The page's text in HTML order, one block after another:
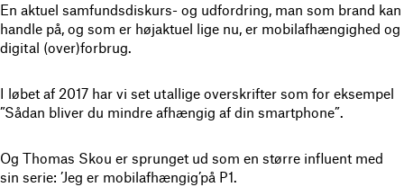
En aktuel samfundsdiskurs- og udfordring, man som brand kan
handle på, og som er højaktuel lige nu, er mobilafhængighed og
digital (over)forbrug.
I løbet af 2017 har vi set utallige overskrifter som for eksempel
”Sådan bliver du mindre afhængig af din smartphone”.
Og Thomas Skou er sprunget ud som en større influent med
sin serie: ’Jeg er mobilafhængig’på P1.